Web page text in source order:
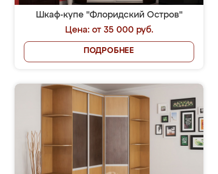
Шкаф-купе "Флоридский Остров"
Цена: от 35 000 руб.
ПОДРОБНЕЕ